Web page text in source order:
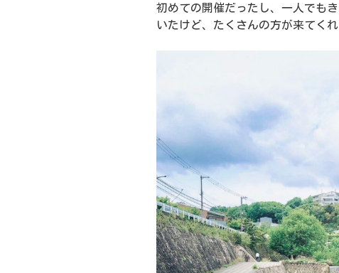
初めての開催だったし、一人でも
いたけど、たくさんの方が来てく